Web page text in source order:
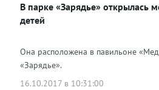
Одноклассники
В парке «Зарядье» открылась
детей
Она расположена в павильоне
«Зарядье».
16.10.2017 в 10:31:00